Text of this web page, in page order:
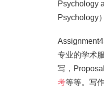
Psychology
Psychology
专业的学术
写，
考等等。写